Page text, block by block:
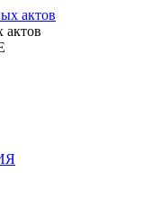
актов